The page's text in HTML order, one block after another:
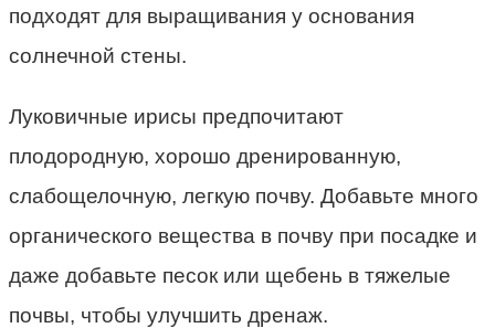
подходят для выращивания у основания
солнечной стены.
Луковичные ирисы предпочитают
плодородную, хорошо дренированную,
слабощелочную, легкую почву. Добавьте много
органического вещества в почву при посадке и
даже добавьте песок или щебень в тяжелые
почвы, чтобы улучшить дренаж.